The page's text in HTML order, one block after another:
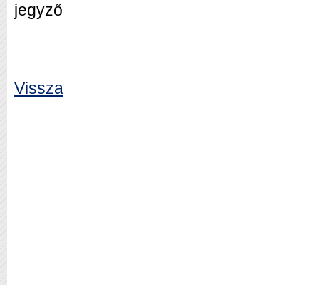
jegyző
Vissza